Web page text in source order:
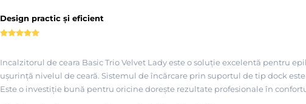
Design practic și eficient
Incalzitorul de ceara Basic Trio Velvet Lady este o soluție excelentă pentru
ușurință nivelul de ceară. Sistemul de încărcare prin suportul de tip dock
Este o investiție bună pentru oricine dorește rezultate profesionale în